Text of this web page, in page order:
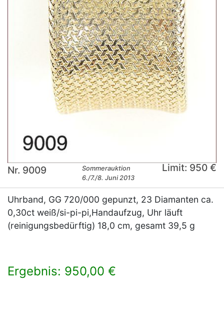
Nr. 9009
Sommerauktion
6./7./8. Juni 2013
Limit: 950 €
Uhrband, GG 720/000 gepunzt, 23 Diamanten ca.
0,30ct weiß/si-pi-pi,Handaufzug, Uhr läuft
(reinigungsbedürftig) 18,0 cm, gesamt 39,5 g
Ergebnis: 950,00 €